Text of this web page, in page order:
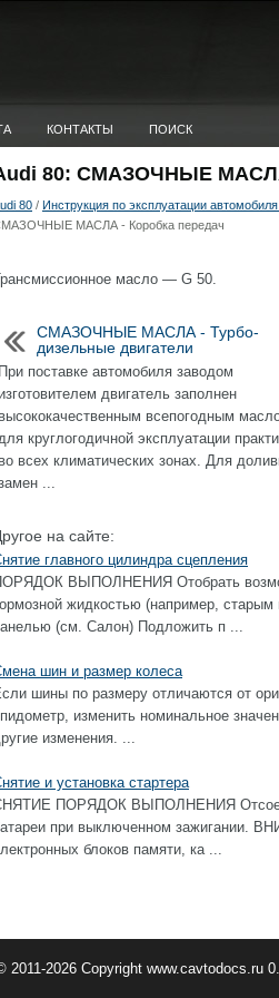
КОНТАКТЫ ПОИСК
80: СМАЗОЧНЫЕ
80 / Инструкция по эксплуатации
МАСЛА - Коробка передач
масло — G 50.
СМАЗОЧНЫЕ МАСЛА - Турбо-
дизельные двигатели
При поставке автомобиля заводом
изготовителем двигатель заполнен
высококачественным всепогодным
круглогодичной эксплуатации
во всех климатических зонах. Для
...
на сайте:
главного цилиндра сцепления
ВЫПОЛНЕНИЯ Отобрать
жидкостью (например,
(см. Салон) Подложить п ...
шин и размер колеса
шины по размеру отличаются от
изменить номинальное
изменения. ...
и установка стартера
ПОРЯДОК ВЫПОЛНЕНИЯ
при выключенном зажигании.
блоков памяти, ка ...
2011-2026 Copyright www.cavtodocs.ru